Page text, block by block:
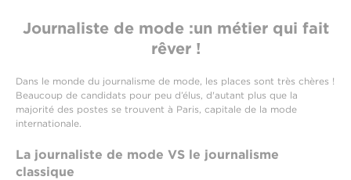
Journaliste de mode :un métier qui fait
rêver !
Dans le monde du journalisme de mode, les places sont très chères !
Beaucoup de candidats pour peu d’élus, d'autant plus que la
majorité des postes se trouvent à Paris, capitale de la mode
internationale.
La journaliste de mode VS le journalisme
classique